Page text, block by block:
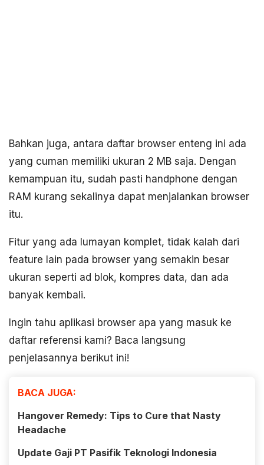
Bahkan juga, antara daftar browser enteng ini ada
yang cuman memiliki ukuran 2 MB saja. Dengan
kemampuan itu, sudah pasti handphone dengan
RAM kurang sekalinya dapat menjalankan browser
itu.
Fitur yang ada lumayan komplet, tidak kalah dari
feature lain pada browser yang semakin besar
ukuran seperti ad blok, kompres data, dan ada
banyak kembali.
Ingin tahu aplikasi browser apa yang masuk ke
daftar referensi kami? Baca langsung
penjelasannya berikut ini!
BACA JUGA:
Hangover Remedy: Tips to Cure that Nasty
Headache
Update Gaji PT Pasifik Teknologi Indonesia